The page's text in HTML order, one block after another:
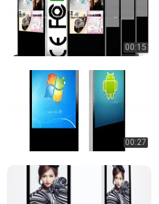
00:15
00:27